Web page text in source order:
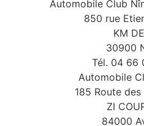
Automobile Club
850 rue
KM
30900
Tél. 04 66
Automobile
185 Route des
ZI
84000